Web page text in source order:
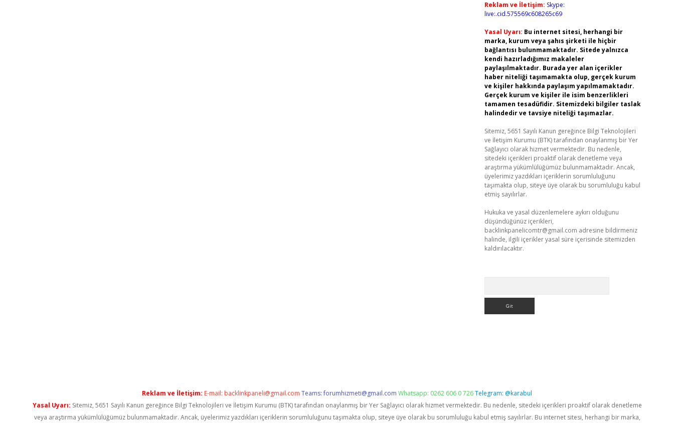
Reklam ve İletişim: Skype:
live:.cid.575569c608265c69
Yasal Uyarı: Bu internet sitesi, herhangi bir
marka, kurum veya şahıs şirketi ile hiçbir
bağlantısı bulunmamaktadır. Sitede yalnızca
kendi hazırladığımız makaleler
paylaşılmaktadır. Burada yer alan içerikler
haber niteliği taşımamakta olup, gerçek kurum
ve kişiler hakkında paylaşım yapılmamaktadır.
Gerçek kurum ve kişiler ile isim benzerlikleri
tamamen tesadüfidir. Sitemizdeki bilgiler taslak
halindedir ve tavsiye niteliği taşımazlar.
Sitemiz, 5651 Sayılı Kanun gereğince Bilgi Teknolojileri
ve İletişim Kurumu (BTK) tarafından onaylanmış bir Yer
Sağlayıcı olarak hizmet vermektedir. Bu nedenle,
sitedeki içerikleri proaktif olarak denetleme veya
araştırma yükümlülüğümüz bulunmamaktadır. Ancak,
üyelerimiz yazdıkları içeriklerin sorumluluğunu
taşımakta olup, siteye üye olarak bu sorumluluğu kabul
etmiş sayılırlar.
Hukuka ve yasal düzenlemelere aykırı olduğunu
düşündüğünüz içerikleri,
backlinkpanelicomtr@gmail.com adresine bildirmeniz
halinde, ilgili içerikler yasal süre içerisinde sitemizden
kaldırılacaktır.
Reklam ve İletişim: E-mail: backlinkpaneli@gmail.com Teams:forumhizmeti@gmail.com Whatsapp: 0262 606 0 726Telegram: @karabul
Yasal Uyarı: Sitemiz, 5651 Sayılı Kanun gereğince Bilgi Teknolojileri ve İletişim Kurumu (BTK) tarafından onaylanmış bir Yer Sağlayıcı olarak hizmet vermektedir. Bu nedenle, sitedeki içerikleri proaktif olarak denetleme
veya araştırma yükümlülüğümüz bulunmamaktadır. Ancak, üyelerimiz yazdıkları içeriklerin sorumluluğunu taşımakta olup, siteye üye olarak bu sorumluluğu kabul etmiş sayılırlar. Bu internet sitesi, herhangi bir marka,